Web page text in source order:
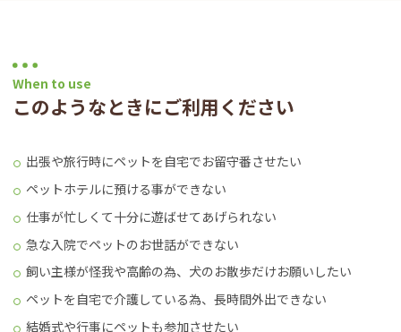
When to use
このようなときにご利用ください
出張や旅行時にペットを自宅でお留守番させたい
ペットホテルに預ける事ができない
仕事が忙しくて十分に遊ばせてあげられない
急な入院でペットのお世話ができない
飼い主様が怪我や高齢の為、犬のお散歩だけお願いしたい
ペットを自宅で介護している為、長時間外出できない
結婚式や行事にペットも参加させたい